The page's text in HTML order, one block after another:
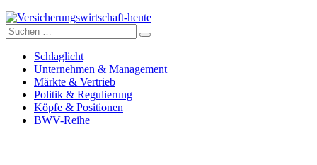
Versicherungswirtschaft-heute
Suche
nach:
Schlaglicht
Unternehmen & Management
Märkte & Vertrieb
Politik & Regulierung
Köpfe & Positionen
BWV-Reihe